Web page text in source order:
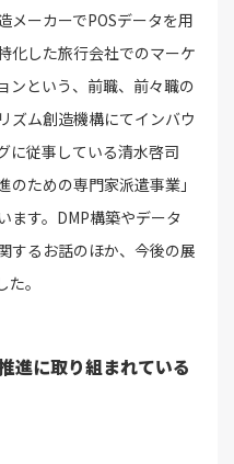
メーカーでPOSデータを用
化した旅行会社でのマーケ
ンという、前職、前々職の
ズム創造機構にてインバウ
に従事している清水啓司
ための専門家派遣事業」
ます。DMP構築やデータ
するお話のほか、今後の展
。
進に取り組まれている